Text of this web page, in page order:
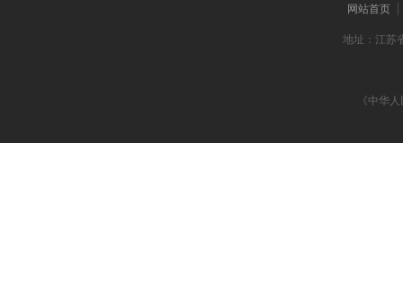
网站首页
地址：江苏
《中华